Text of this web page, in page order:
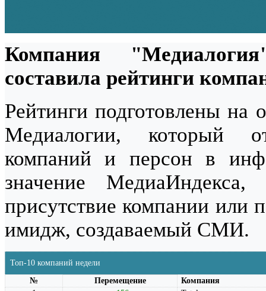
Компания
составила рейтинги
Рейтинги подготовлены на
Медиалогии, который
компаний и персон в
значение
присутствие компании или
имидж, создаваемый СМИ.
Топ-10 компаний недели
№
Перемещение
Компания